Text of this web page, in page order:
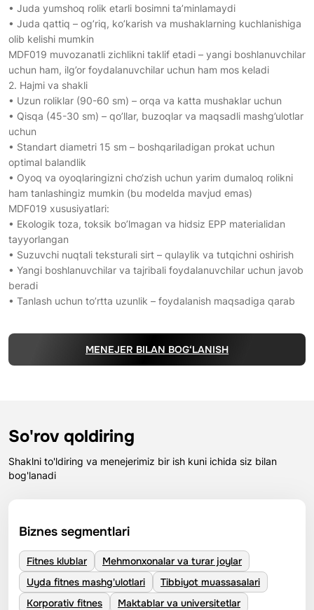
• Juda yumshoq rolik etarli bosimni ta’minlamaydi
• Juda qattiq – og’riq, ko’karish va mushaklarning kuchlanishiga
olib kelishi mumkin
MDF019 muvozanatli zichlikni taklif etadi – yangi boshlanuvchilar
uchun ham, ilg’or foydalanuvchilar uchun ham mos keladi
2. Hajmi va shakli
• Uzun roliklar (90-60 sm) – orqa va katta mushaklar uchun
• Qisqa (45-30 sm) – qo’llar, buzoqlar va maqsadli mashg’ulotlar
uchun
• Standart diametri 15 sm – boshqariladigan prokat uchun
optimal balandlik
• Oyoq va oyoqlaringizni cho‘zish uchun yarim dumaloq rolikni
ham tanlashingiz mumkin (bu modelda mavjud emas)
MDF019 xususiyatlari:
• Ekologik toza, toksik bo’lmagan va hidsiz EPP materialidan
tayyorlangan
• Suzuvchi nuqtali teksturali sirt – qulaylik va tutqichni oshirish
• Yangi boshlanuvchilar va tajribali foydalanuvchilar uchun javob
beradi
• Tanlash uchun to’rtta uzunlik – foydalanish maqsadiga qarab
MENEJER BILAN BOG‘LANISH
So'rov qoldiring
Shaklni to'ldiring va menejerimiz bir ish kuni ichida siz bilan
bog'lanadi
Biznes segmentlari
Fitnes klublar
Mehmonxonalar va turar joylar
Uyda fitnes mashg'ulotlari
Tibbiyot muassasalari
Korporativ fitnes
Maktablar va universitetlar